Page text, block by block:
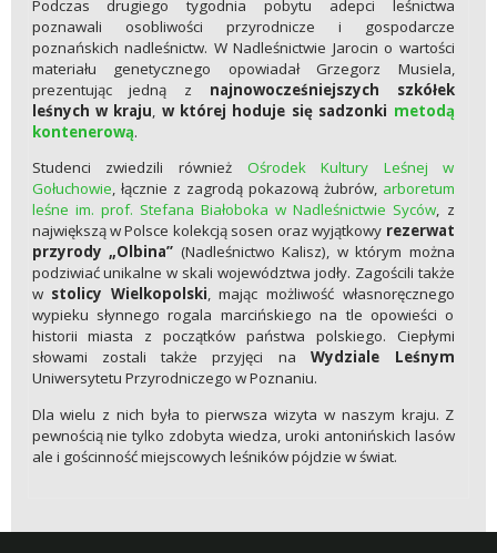
Podczas drugiego tygodnia pobytu adepci leśnictwa
poznawali osobliwości przyrodnicze i gospodarcze
poznańskich nadleśnictw. W Nadleśnictwie Jarocin o wartości
materiału genetycznego opowiadał Grzegorz Musiela,
prezentując jedną z najnowocześniejszych szkółek
leśnych w kraju, w której hoduje się sadzonki metodą
kontenerową.
Studenci zwiedzili również Ośrodek Kultury Leśnej w
Gołuchowie, łącznie z zagrodą pokazową żubrów, arboretum
leśne im. prof. Stefana Białoboka w Nadleśnictwie Syców, z
największą w Polsce kolekcją sosen oraz wyjątkowy rezerwat
przyrody „Olbina” (Nadleśnictwo Kalisz), w którym można
podziwiać unikalne w skali województwa jodły. Zagościli także
w stolicy Wielkopolski, mając możliwość własnoręcznego
wypieku słynnego rogala marcińskiego na tle opowieści o
historii miasta z początków państwa polskiego. Ciepłymi
słowami zostali także przyjęci naWydziale Leśnym
Uniwersytetu Przyrodniczego w Poznaniu.
Dla wielu z nich była to pierwsza wizyta w naszym kraju. Z
pewnością nie tylko zdobyta wiedza, uroki antonińskich lasów
ale i gościnność miejscowych leśników pójdzie w świat.